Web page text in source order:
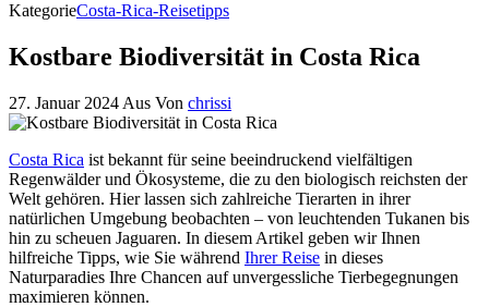
KategorieCosta-Rica-Reisetipps
Kostbare Biodiversität in Costa Rica
27. Januar 2024 Aus Von chrissi
Costa Rica ist bekannt für seine beeindruckend vielfältigen
Regenwälder und Ökosysteme, die zu den biologisch reichsten der
Welt gehören. Hier lassen sich zahlreiche Tierarten in ihrer
natürlichen Umgebung beobachten – von leuchtenden Tukanen bis
hin zu scheuen Jaguaren. In diesem Artikel geben wir Ihnen
hilfreiche Tipps, wie Sie während Ihrer Reise in dieses
Naturparadies Ihre Chancen auf unvergessliche Tierbegegnungen
maximieren können.